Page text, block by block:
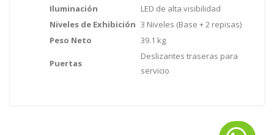
Iluminación
LED de alta visibilidad
Niveles de Exhibición 3 Niveles (Base + 2 repisas)
Peso Neto
39.1 kg
Puertas
Deslizantes traseras para
servicio